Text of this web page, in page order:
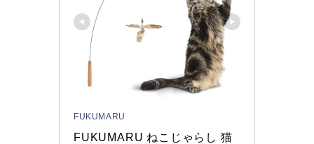
FUKUMARU
FUKUMARU ねこじゃらし 猫